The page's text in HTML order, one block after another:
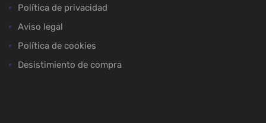
Política de privacidad
Aviso legal
Política de cookies
Desistimiento de compra